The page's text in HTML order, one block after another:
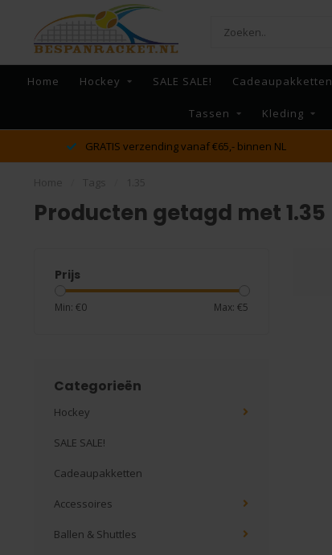
Home Hockey SALE SALE! Cadeaupakketten
Tassen Kleding
GRATIS verzending vanaf €65,- binnen NL
Producten getagd met 1.35
Prijs
Min: €0 Max: €5
Categorieën
Hockey
SALE SALE!
Cadeaupakketten
Accessoires
Ballen & Shuttles